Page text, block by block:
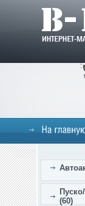
(60)